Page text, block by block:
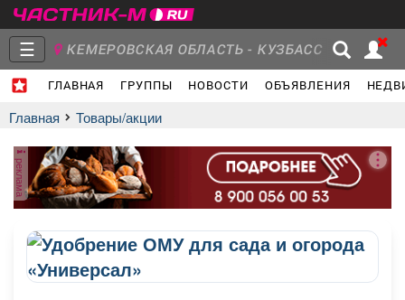
☰ КЕМЕРОВСКАЯ ОБЛАСТЬ - КУЗБАСС
ГЛАВНАЯ ГРУППЫ НОВОСТИ ОБЪЯВЛЕНИЯ
Главная
Объявления Недвижимость Услуги
Главная Товары/акции
реклама